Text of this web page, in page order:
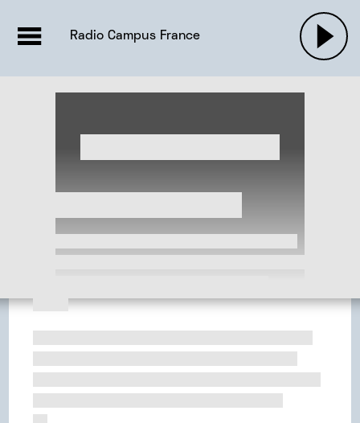
ACTUALITÉS
EMISSIONS |
PODCASTS
Radio Campus France